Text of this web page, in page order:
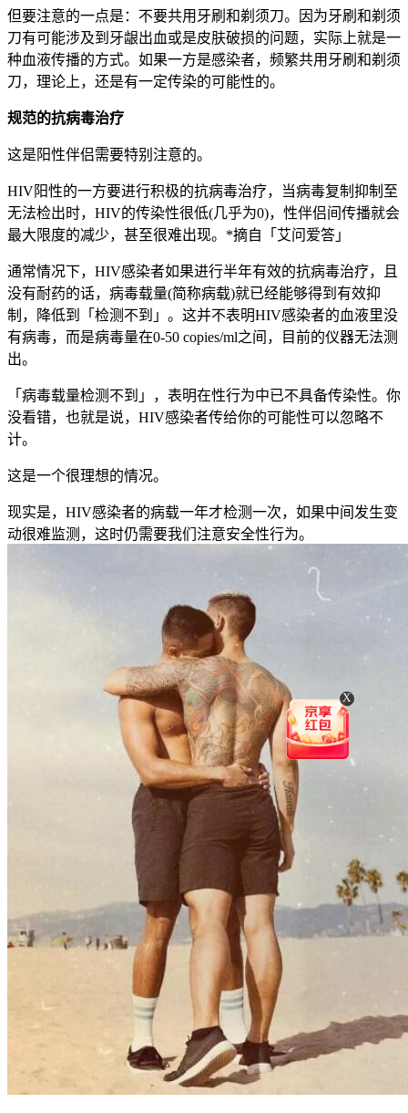
但要注意的一点是：不要共用牙刷和剃须刀。因为牙刷和剃须
刀有可能涉及到牙龈出血或是皮肤破损的问题，实际上就是一
种血液传播的方式。如果一方是感染者，频繁共用牙刷和剃须
刀，理论上，还是有一定传染的可能性的。
规范的抗病毒治疗
这是阳性伴侣需要特别注意的。
HIV阳性的一方要进行积极的抗病毒治疗，当病毒复制抑制至
无法检出时，HIV的传染性很低(几乎为0)，性伴侣间传播就会
最大限度的减少，甚至很难出现。*摘自「艾问爱答」
通常情况下，HIV感染者如果进行半年有效的抗病毒治疗，且
没有耐药的话，病毒载量(简称病载)就已经能够得到有效抑
制，降低到「检测不到」。这并不表明HIV感染者的血液里没
有病毒，而是病毒量在0-50 copies/ml之间，目前的仪器无法测
出。
「病毒载量检测不到」，表明在性行为中已不具备传染性。你
没看错，也就是说，HIV感染者传给你的可能性可以忽略不
计。
这是一个很理想的情况。
现实是，HIV感染者的病载一年才检测一次，如果中间发生变
动很难监测，这时仍需要我们注意安全性行为。
X